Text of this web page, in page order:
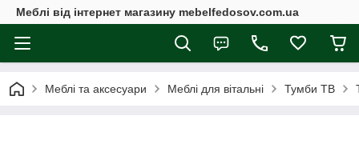
Меблі від інтернет магазину mebelfedosov.com.ua
Меблі та аксесуари Меблі для вітальні Тумби ТВ